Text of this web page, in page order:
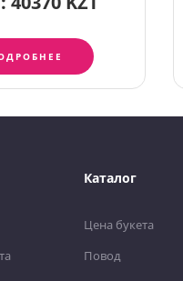
Каталог
Цена букета
Повод